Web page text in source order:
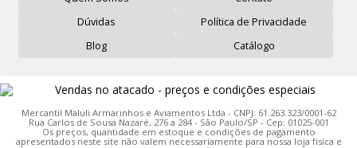
Dúvidas
Política de Privacidade
Blog
Catálogo
Mercantil Maluli Armarinhos e Aviamentos Ltda - CNPJ: 61.263.323/0001-62
Rua Carlos de Sousa Nazaré, 276 a 284 - São Paulo/SP - Cep: 01025-001
Os preços, quantidade em estoque e condições de pagamento
apresentados neste site não valem necessariamente para nossa loja física e